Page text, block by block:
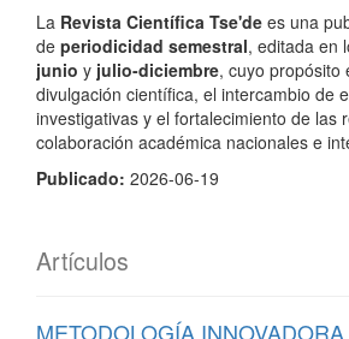
La Revista Científica Tse'de es una
de periodicidad semestral, editada en
junio y julio-diciembre, cuyo propósito
divulgación científica, el intercambio de
investigativas y el fortalecimiento de las
colaboración académica nacionales e
Publicado: 2026-06-19
Artículos
METODOLOGÍA